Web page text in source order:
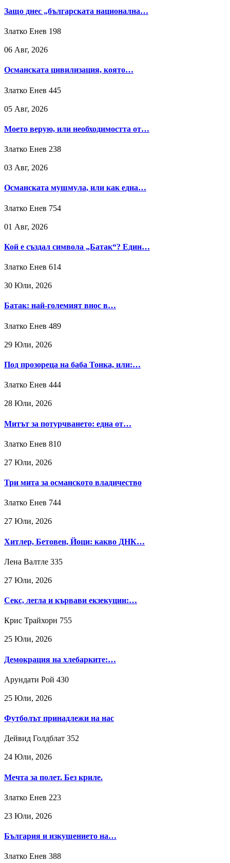
Защо днес „българската национална…
Златко Енев 198
06 Авг, 2026
Османската цивилизация, която…
Златко Енев 445
05 Авг, 2026
Моето верую, или необходимостта от…
Златко Енев 238
03 Авг, 2026
Османската мушмула, или как една…
Златко Енев 754
01 Авг, 2026
Кой е създал символа „Батак“? Един…
Златко Енев 614
30 Юли, 2026
Батак: най-големият внос в…
Златко Енев 489
29 Юли, 2026
Под прозореца на баба Тонка, или:…
Златко Енев 444
28 Юли, 2026
Митът за потурчването: една от…
Златко Енев 810
27 Юли, 2026
Три мита за османското владичество
Златко Енев 744
27 Юли, 2026
Хитлер, Бетовен, Йоци: какво ДНК…
Лена Валтле 335
27 Юли, 2026
Секс, легла и кървави екзекуции:…
Крис Трайхорн 755
25 Юли, 2026
Демокрация на хлебарките:…
Арундати Рой 430
25 Юли, 2026
Футболът принадлежи на нас
Дейвид Голдблат 352
24 Юли, 2026
Мечта за полет. Без криле.
Златко Енев 223
23 Юли, 2026
България и изкушението на…
Златко Енев 388